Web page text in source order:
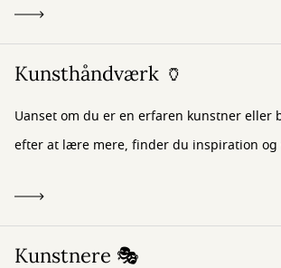
Kunsthåndværk 🏺
Uanset om du er en erfaren kunstner eller
efter at lære mere, finder du inspiration og
Kunstnere 🎭